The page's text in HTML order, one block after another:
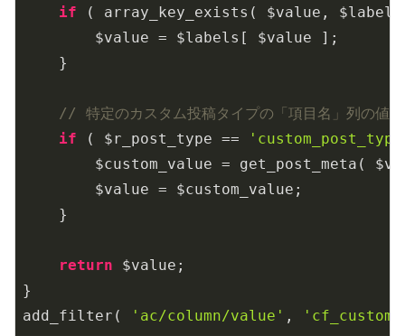
if ( array_key_exists( $value,
        $value = $labels[ $value ];
    }
// 特定のカスタム投稿タイプの「項目名」列の値
if ( $r_post_type ==
$custom_value = get_post_meta(
        $value = $custom_value;
    }
return $value;
}
add_filter(
'ac/column/value' ,